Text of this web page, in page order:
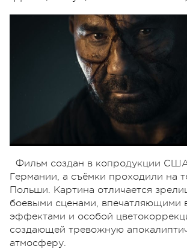
Фильм создан в копродукции
Германии, а съёмки проходили на
Польши. Картина отличается
боевыми сценами, впечатляющими
эффектами и особой
создающей тревожную
атмосферу.